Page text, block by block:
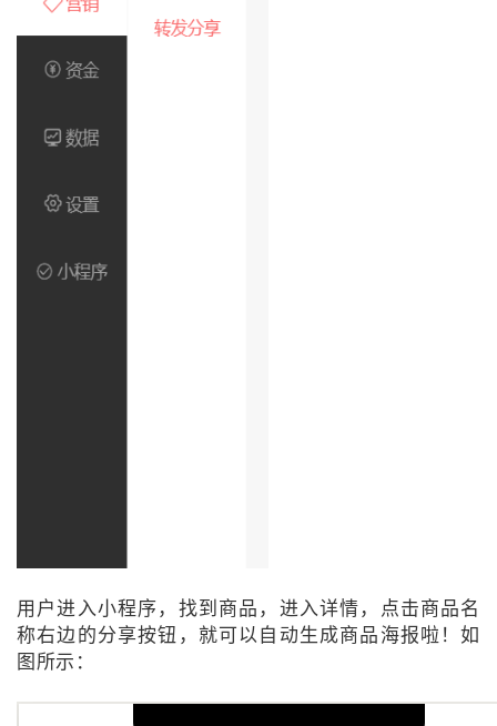
用户进入小程序，找到商品，进入详情，点击商品名
称右边的分享按钮，就可以自动生成商品海报啦！如
图所示：